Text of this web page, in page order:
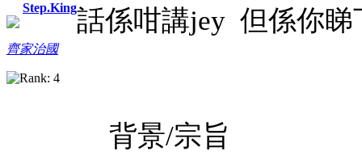
Step.King
齊家治國
話係咁講jey 但係你睇
背景/宗旨